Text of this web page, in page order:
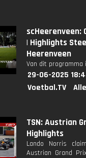
scHeerenveen:
| Highlights
Heerenveen
Van dit
29-06-2025
Voetbal.TV
TSN: Austrian
Highlights
Lando Norris
Austrian Grand